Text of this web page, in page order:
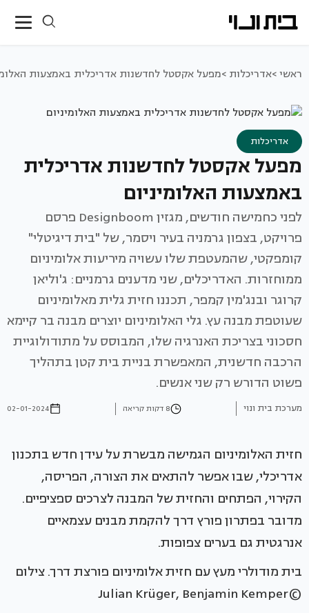
ראשי >אדריכלות >מפעל אקסטל לחדשנות אדריכלית באמצעות
אדריכלות
מפעל אקסטל לחדשנות אדריכלית
באמצעות האלומיניום
לפני כחמישה חודשים, מגזין Designboom פרסם
פרויקט, בצפון גרמניה בעיר ויסמר, של "בית דיגיטלי"
קומפקטי, שהמעטפת שלו עשויה מיריעות אלומיניום
ממוחזרות. האדריכלים, שני מדענים גרמניים: ג'וליאן
קרוגר ובנג'מין קמפר, תכננו חזית גלית מאלומיניום
שעוטפת מבנה עץ. גלי האלומיניום יוצרים מבנה בר קיימא
חסכוני בצריכת האנרגיה שלו, המבוסס על מתודולוגיית
הרכבה חדשנית, המאפשרת בניית בית קטן בתהליך
פשוט הדורש רק שני אנשים.
מערכת בית ונוי 8 דקות קריאה 02-01-2024
חזית האלומיניום הגמישה מבשרת על עידן חדש בתכנון
אדריכלי, שבו אפשר להתאים את הצורה, הפריסה,
הקירוי, הפתחים והחזית של המבנה לצרכים ספציפיים.
מדובר בפתרון פורץ דרך להקמת מבנים עצמאיים
אנרגטית גם בערים צפופות.
בית מודולרי מעץ עם חזית אלומיניום פורצת דרך. צילום
©Julian Krüger, Benjamin Kemper